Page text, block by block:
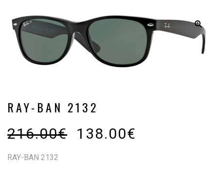
RAY-BAN 2132
216.00€ 138.00€
RAY-BAN 2132